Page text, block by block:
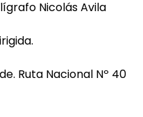
Nicolás Avila
Ruta Nacional Nº 40